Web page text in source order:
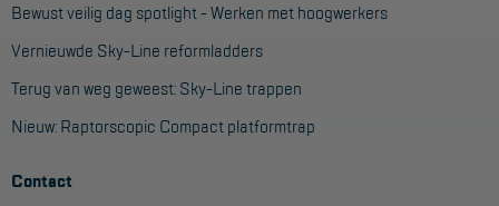
Industrie
KEURING
Keuring en Inspectie
Bewust veilig dag spotlight - Werken met hoogwerkers
Vernieuwde Sky-Line reformladders
Terug van weg geweest: Sky-Line trappen
Nieuw: Raptorscopic Compact platformtrap
Contact